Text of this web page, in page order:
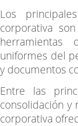
Los
corporativa
herramientas
uniformes del
y documentos
Entre las
consolidación y
corporativa